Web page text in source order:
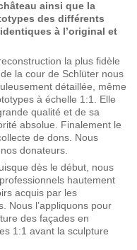
ainsi que la
des différents
à l’original et
la plus fidèle
la cour de Schlüter nous
détaillée, même
à échelle 1:1. Elle
qualité et de sa
absolue. Finalement le
de dons. Nous
donateurs.
dès le début, nous
hautement
acquis par les
Nous l’appliquons pour
des façades en
1:1 avant la sculpture